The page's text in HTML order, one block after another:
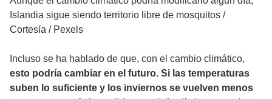
Islandia sigue siendo territorio libre de mosquitos /
Cortesía / Pexels
Incluso se ha hablado de que, con el cambio climático,
esto podría cambiar en el futuro. Si las temperaturas
suben lo suficiente y los inviernos se vuelven menos